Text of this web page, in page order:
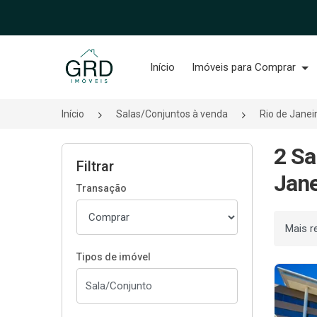
Página inicial
Início Imóveis para Comprar
Início Salas/Conjuntos à venda Rio de
Filtrar
Transação
Tipos de imóvel
2